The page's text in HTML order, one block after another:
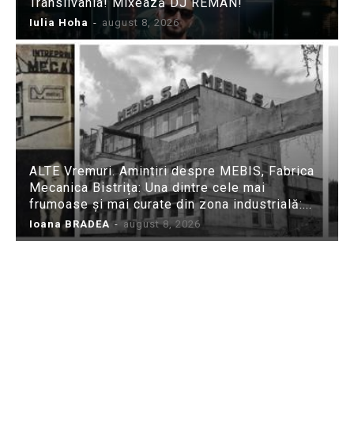
Iulia Hoha - august 8, 2026
ALTE Vremuri. Amintiri despre MEBIS, Fabrica
Mecanica Bistrița: Una dintre cele mai
frumoase și mai curate din zona industrială:...
Ioana BRADEA - august 8, 2026